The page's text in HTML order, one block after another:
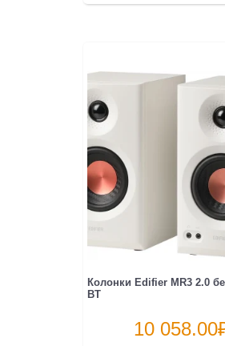
Колонки Edifier MR3 2.0
BT
10 058.00